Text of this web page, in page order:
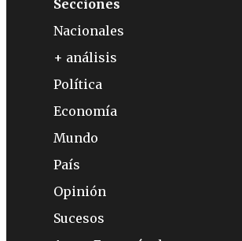
Secciones
Nacionales
+ análisis
Política
Economía
Mundo
País
Opinión
Sucesos